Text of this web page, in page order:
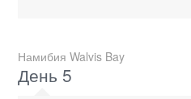
Намибия Walvis Bay
День 5